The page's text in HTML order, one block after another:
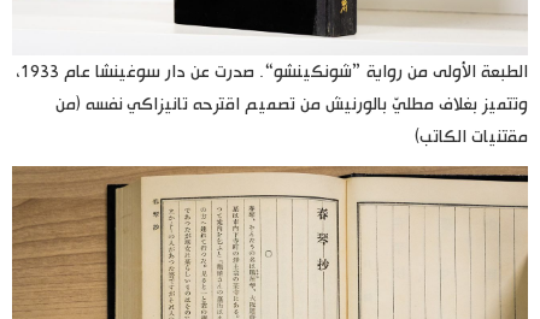
الطبعة الأولى من رواية ”شونكينشو“. صدرت عن دار سوغينشا عام 1933،
وتتميز بغلاف مطليّ بالورنيش من تصميم اقترحه تانيزاكي نفسه (من
مقتنيات الكاتب)